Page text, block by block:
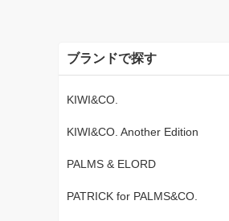
ブランドで探す
KIWI&CO.
KIWI&CO. Another Edition
PALMS & ELORD
PATRICK for PALMS&CO.